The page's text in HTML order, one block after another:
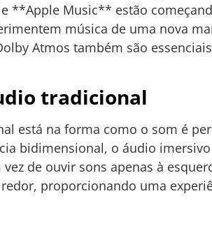
**Apple Music** estão
música de uma nova
Atmos também são
tradicional
está na forma como o som é
bidimensional, o áudio
de ouvir sons apenas à
proporcionando uma